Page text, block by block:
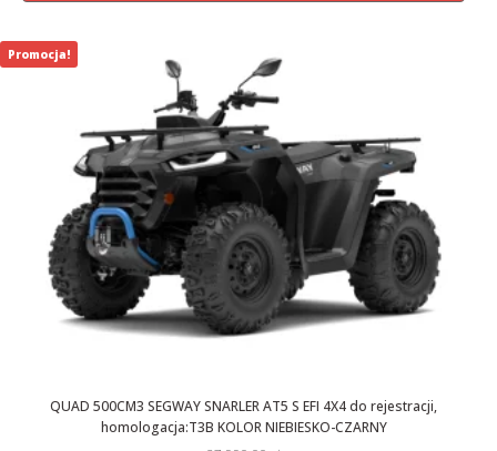
QUAD 500CM3 SEGWAY SNARLER AT5 S EFI 4X4 do rejestracji,
homologacja:T3B KOLOR NIEBIESKO-CZARNY
Promocja!